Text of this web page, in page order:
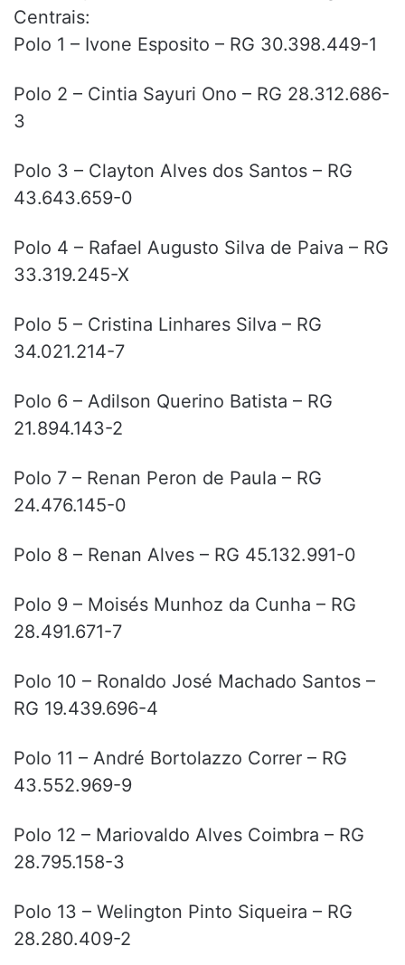
Centrais:
Polo 1 – Ivone Esposito – RG 30.398.449-1
Polo 2 – Cintia Sayuri Ono – RG 28.312.686-
3
Polo 3 – Clayton Alves dos Santos – RG
43.643.659-0
Polo 4 – Rafael Augusto Silva de Paiva – RG
33.319.245-X
Polo 5 – Cristina Linhares Silva – RG
34.021.214-7
Polo 6 – Adilson Querino Batista – RG
21.894.143-2
Polo 7 – Renan Peron de Paula – RG
24.476.145-0
Polo 8 – Renan Alves – RG 45.132.991-0
Polo 9 – Moisés Munhoz da Cunha – RG
28.491.671-7
Polo 10 – Ronaldo José Machado Santos –
RG 19.439.696-4
Polo 11 – André Bortolazzo Correr – RG
43.552.969-9
Polo 12 – Mariovaldo Alves Coimbra – RG
28.795.158-3
Polo 13 – Welington Pinto Siqueira – RG
28.280.409-2